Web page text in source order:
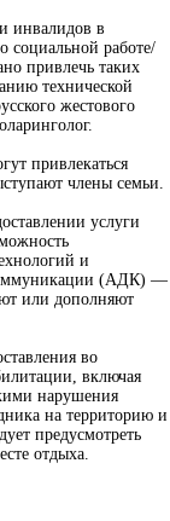
инвалидов в
социальной работе/
привлечь таких
технической
жестового
привлекаться
члены семьи.
услуги
и
(АДК) —
или дополняют
во
включая
нарушения
на территорию и
предусмотреть
отдыха.